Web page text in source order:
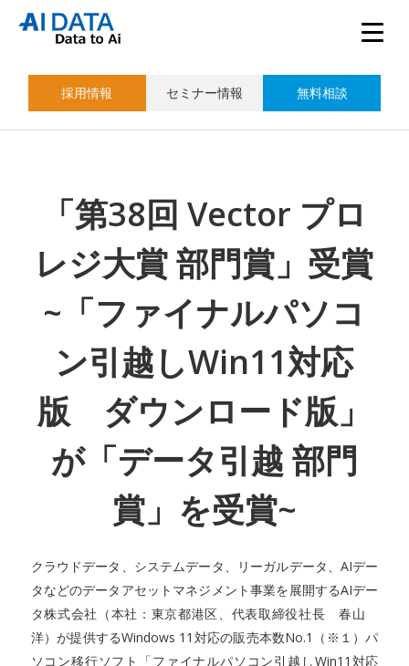
採用情報 セミナー情報 無料相談
「第38回 Vector プロ
レジ大賞 部門賞」受賞
~「ファイナルパソコ
ン引越しWin11対応
版 ダウンロード版」
が「データ引越 部門
賞」を受賞~
クラウドデータ、システムデータ、リーガルデータ、AIデー
タなどのデータアセットマネジメント事業を展開するAIデー
タ株式会社（本社：東京都港区、代表取締役社長 春山
洋）が提供するWindows 11対応の販売本数No.1（※１）パ
ソコン移行ソフト「ファイナルパソコン引越しWin11対応